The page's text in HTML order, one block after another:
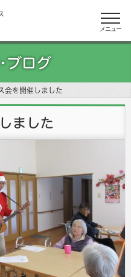
メニュー
ブログ
会を開催しました
ました